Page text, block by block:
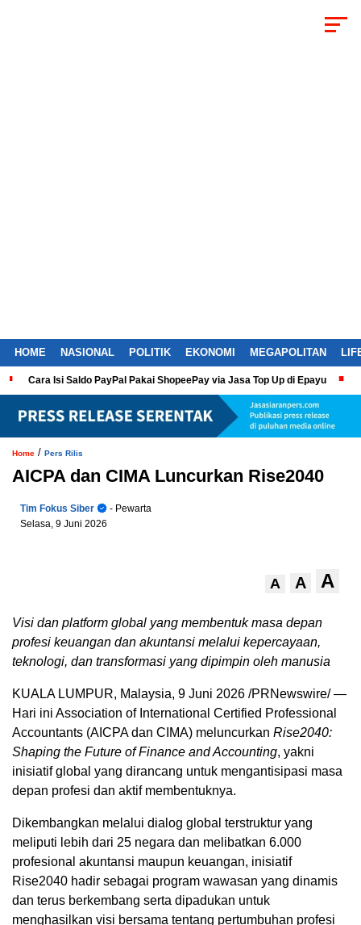
HOME NASIONAL POLITIK EKONOMI MEGAPOLITAN
Cara Isi Saldo PayPal Pakai ShopeePay via Jasa Top Up di Epayu
Home / Pers Rilis
AICPA dan CIMA Luncurkan Rise2040
Tim Fokus Siber
- Pewarta
Selasa, 9 Juni 2026
A A A
Visi dan platform global yang membentuk masa depan
profesi keuangan dan akuntansi melalui kepercayaan,
teknologi, dan transformasi yang dipimpin oleh manusia
KUALA LUMPUR, Malaysia, 9 Juni 2026 /PRNewswire/ —
Hari ini Association of International Certified Professional
Accountants (AICPA dan CIMA) meluncurkan Rise2040:
Shaping the Future of Finance and Accounting, yakni
inisiatif global yang dirancang untuk mengantisipasi masa
depan profesi dan aktif membentuknya.
Dikembangkan melalui dialog global terstruktur yang
meliputi lebih dari 25 negara dan melibatkan 6.000
profesional akuntansi maupun keuangan, inisiatif
Rise2040 hadir sebagai program wawasan yang dinamis
dan terus berkembang serta dipadukan untuk
menghasilkan visi bersama tentang pertumbuhan profesi